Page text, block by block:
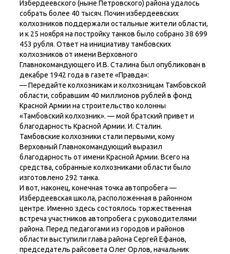
Избердеевского (ныне Петровского) района удалось
собрать более 40 тысяч. Почин избердеевских
колхозников поддержали остальные жители области,
и к 25 ноября на постройку танков было собрано 38 699
453 рубля. Ответ на инициативу тамбовских
колхозников от имени Верховного
Главнокомандующего И.В. Сталина был опубликован в
декабре 1942 года в газете «Правда»:
— Передайте колхозникам и колхозницам Тамбовской
области, собравшим 40 миллионов рублей в фонд
Красной Армии на строительство колонны
«Тамбовский колхозник». — мой братский привет и
благодарность Красной Армии. И. Сталин.
Тамбовские колхозники стали первыми, кому
Верховный Главнокомандующий выразил
благодарность от имени Красной Армии. Всего на
средства, собранные колхозниками области было
изготовлено 292 танка.
И вот, наконец, конечная точка автопробега —
Избердеевская школа, расположенная в районном
центре. Именно здесь состоялось торжественная
встреча участников автопробега с руководителями
района. Перед педагогами из городов и районов
области выступили глава района Сергей Ефанов,
председатель райсовета Олег Орлов, начальник